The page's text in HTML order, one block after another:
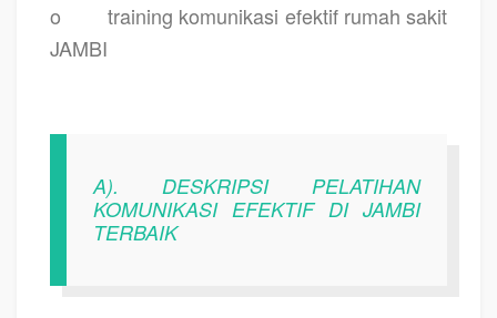
o
training komunikasi efektif rumah sakit
JAMBI
A). DESKRIPSI PELATIHAN
KOMUNIKASI EFEKTIF DI JAMBI
TERBAIK